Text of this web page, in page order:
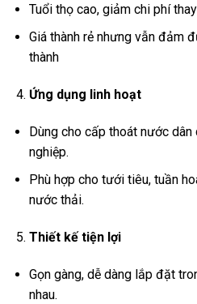
Tuổi thọ cao, giảm chi phí
Giá thành rẻ nhưng vẫn đảm
thành
Ứng dụng linh hoạt
Dùng cho cấp thoát nước dân
nghiệp.
Phù hợp cho tưới tiêu, tuần
nước thải.
Thiết kế tiện lợi
Gọn gàng, dễ dàng lắp đặt
nhau.